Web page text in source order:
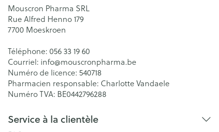
Mouscron Pharma SRL
Rue Alfred Henno 179
7700 Moeskroen
Téléphone: 056 33 19 60
Courriel: info@mouscronpharma.be
Numéro de licence: 540718
Pharmacien responsable: Charlotte Vandaele
Numéro TVA: BE0442796288
Service à la clientèle